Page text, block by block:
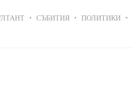
СЪБИТИЯ ПОЛИТИКИ